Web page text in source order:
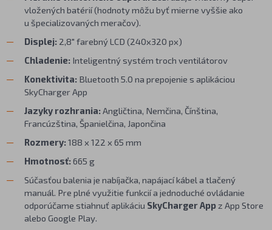
vložených batérií (hodnoty môžu byť mierne vyššie ako
u špecializovaných meračov).
Displej: 2,8" farebný LCD (240x320 px)
Chladenie: Inteligentný systém troch ventilátorov
Konektivita: Bluetooth 5.0 na prepojenie s aplikáciou
SkyCharger App
Jazyky rozhrania:Angličtina, Nemčina, Čínština,
Francúzština, Španielčina, Japončina
Rozmery:188 x 122 x 65 mm
Hmotnosť:665 g
Súčasťou balenia je nabíjačka, napájací kábel a tlačený
manuál. Pre plné využitie funkcií a jednoduché ovládanie
odporúčame stiahnuť aplikáciu SkyCharger Appz App Store
alebo Google Play.